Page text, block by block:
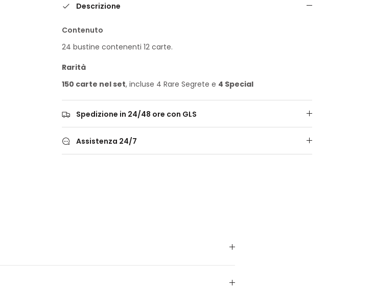
Descrizione
Contenuto
24 bustine contenenti 12 carte.
Rarità
150 carte nel set, incluse 4 Rare Segrete e 4 Special
Spedizione in 24/48 ore con GLS
Assistenza 24/7